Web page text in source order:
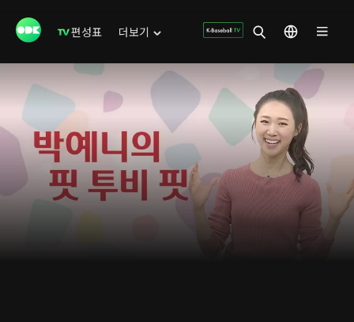
편성표 더보기